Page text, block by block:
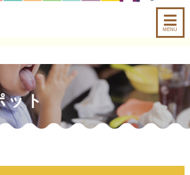
MENU
ット